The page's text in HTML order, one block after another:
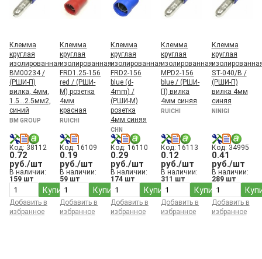
Клемма
круглая
изолированная
BM00234 /
(РШИ-П)
вилка, 4мм,
1.5...2.5мм2,
синий
BM GROUP
Код: 38112
0.72
руб./шт
В наличии:
159 шт
Купить
Добавить в
избранное
Клемма
круглая
изолированная
FRD1.25-156
red / (РШИ-
М) розетка
4мм
красная
RUICHI
Код: 16109
0.19
руб./шт
В наличии:
59 шт
Купить
Добавить в
избранное
Клемма
круглая
изолированная
FRD2-156
blue (d-
4mm) /
(РШИ-М)
розетка
4мм синяя
CHN
Код: 16110
0.29
руб./шт
В наличии:
174 шт
Купить
Добавить в
избранное
Клемма
круглая
изолированная
MPD2-156
blue / (РШИ-
П) вилка
4мм синяя
RUICHI
Код: 16113
0.12
руб./шт
В наличии:
311 шт
Купить
Добавить в
избранное
Клемма
круглая
ST-040/B /
(РШИ-П)
вилка 4мм
синяя
NINIGI
Код: 34995
0.41
руб./шт
В наличии:
289 шт
Добавить в
избранное